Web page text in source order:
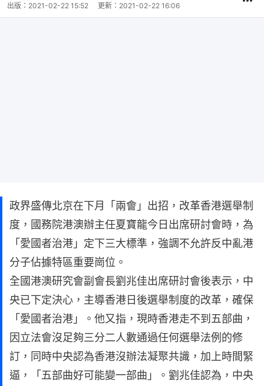
出版： 2021-02-22 15:52 更新： 2021-02-22 16:06
政界盛傳北京在下月「兩會」出招，改革香港選舉制
度，國務院港澳辦主任夏寶龍今日出席研討會時，為
「愛國者治港」定下三大標準，強調不允許反中亂港
分子佔據特區重要崗位。
全國港澳研究會副會長劉兆佳出席研討會後表示，中
央已下定決心，主導香港日後選舉制度的改革，確保
「愛國者治港」。他又指，現時香港走不到五部曲，
因立法會沒足夠三分二人數通過任何選舉法例的修
訂，同時中央認為香港沒辦法凝聚共識，加上時間緊
逼，「五部曲好可能變一部曲」。劉兆佳認為，中央